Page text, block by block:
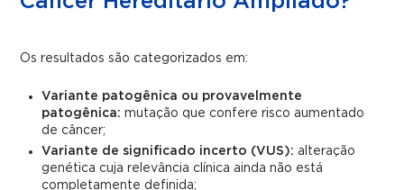
Os resultados são categorizados em:
Variante patogênica ou provavelmente
patogênica: mutação que confere risco aumentado
de câncer;
Variante de significado incerto (VUS): alteração
genética cuja relevância clínica ainda não está
completamente definida;